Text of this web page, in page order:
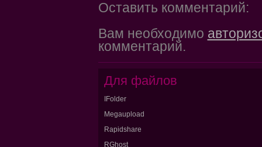
Оставить комментарий:
Вам необходимо
комментарий.
Для файлов
IFolder
Megaupload
Rapidshare
RGhost